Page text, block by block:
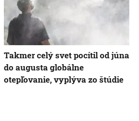
Takmer celý svet pocítil od júna
do augusta globálne
otepľovanie, vyplýva zo štúdie